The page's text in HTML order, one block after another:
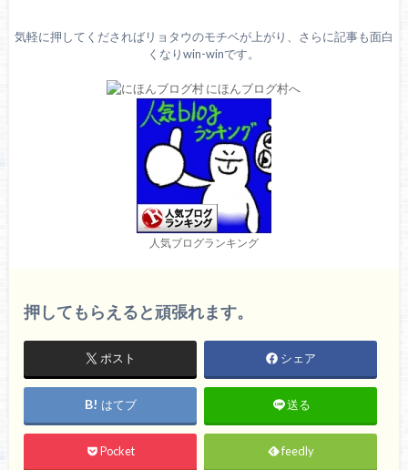
気軽に押してくださればリョタウのモチベが上がり、さらに記事も面白
くなりwin-winです。
人気ブログランキング
押してもらえると頑張れます。
ポスト シェア
はてブ 送る
Pocket feedly